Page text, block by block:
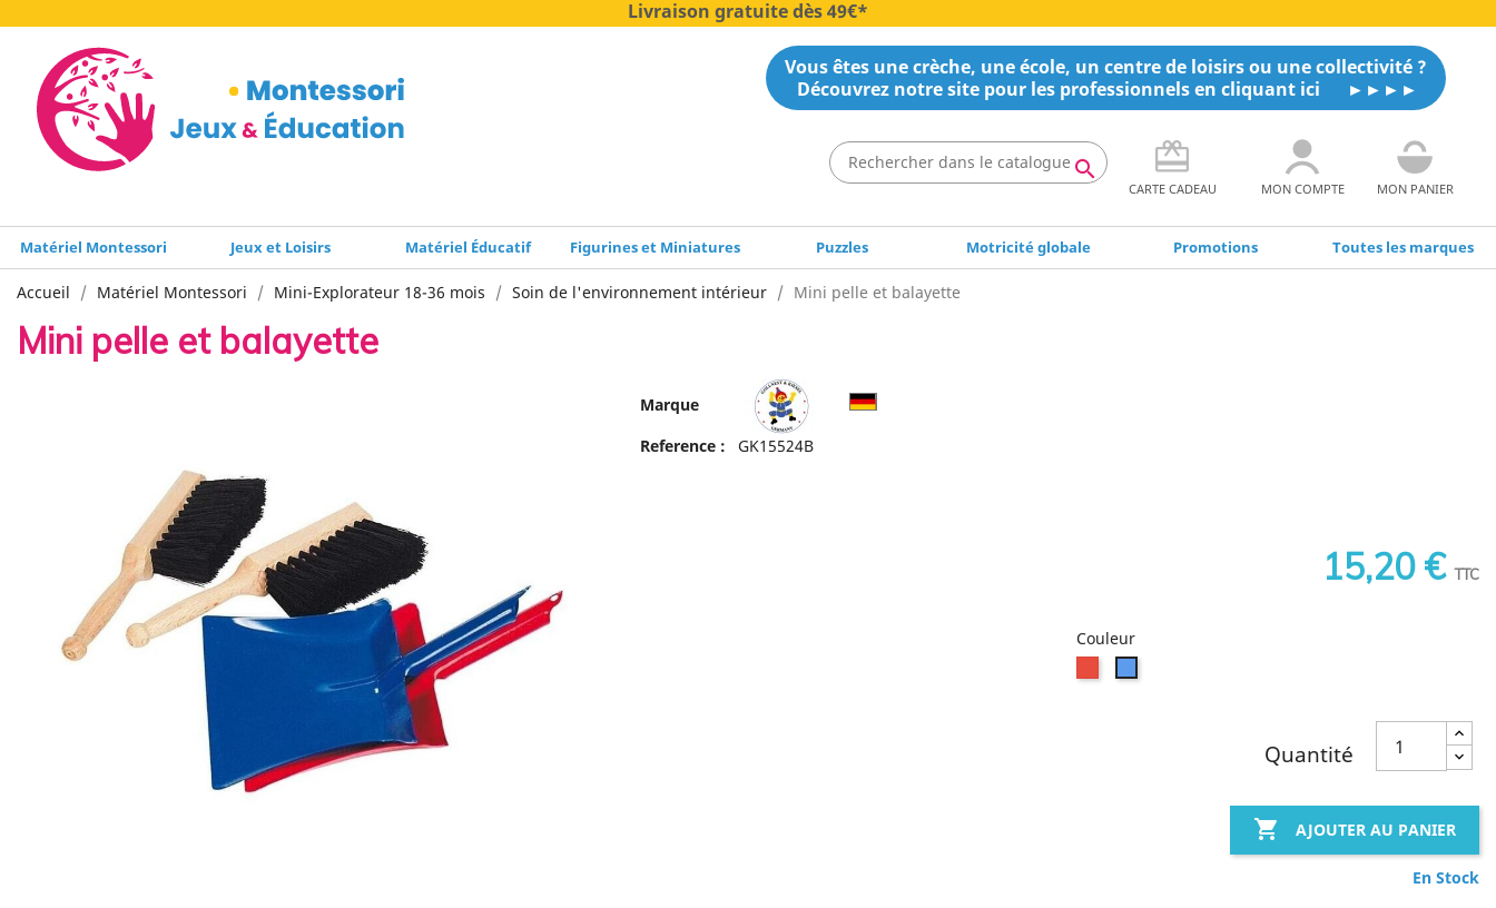
Livraison gratuite dès 49€*
Vous êtes une crèche, une école, un centre de loisirs ou une collectivité ?
Découvrez notre site pour les professionnels en cliquant ici

CARTE CADEAU MON COMPTE MON PANIER
Matériel Montessori Jeux et Loisirs Matériel Éducatif Figurines et Miniatures Puzzles Motricité globale Promotions Toutes les marques
Accueil Matériel Montessori Mini-Explorateur 18-36 mois Soin de l'environnement intérieur Mini pelle et balayette
Mini pelle et balayette
Marque
Reference :
GK15524B
15,20 € TTC
Couleur
Quantité
 AJOUTER AU PANIER
En Stock